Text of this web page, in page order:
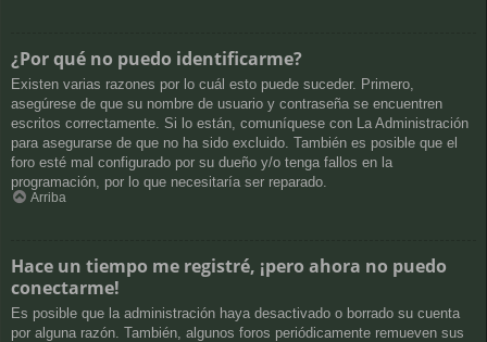
¿Por qué no puedo identificarme?
Existen varias razones por lo cuál esto puede suceder. Primero,
asegúrese de que su nombre de usuario y contraseña se encuentren
escritos correctamente. Si lo están, comuníquese con La Administración
para asegurarse de que no ha sido excluido. También es posible que el
foro esté mal configurado por su dueño y/o tenga fallos en la
programación, por lo que necesitaría ser reparado.
Arriba
Hace un tiempo me registré, ¡pero ahora no puedo
conectarme!
Es posible que la administración haya desactivado o borrado su cuenta
por alguna razón. También, algunos foros periódicamente remueven sus